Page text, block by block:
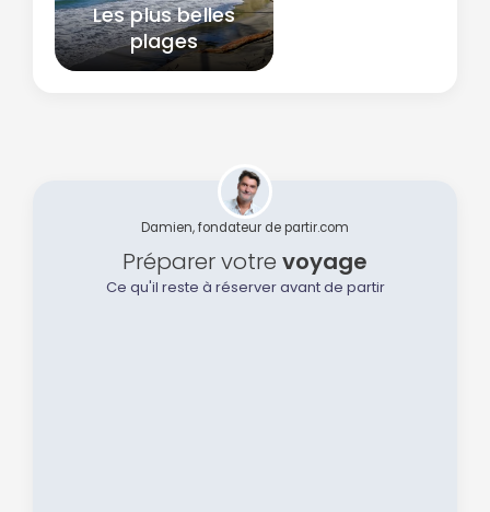
Les plus belles
plages
Damien, fondateur de partir.com
Préparer votre voyage
Ce qu'il reste à réserver avant de partir